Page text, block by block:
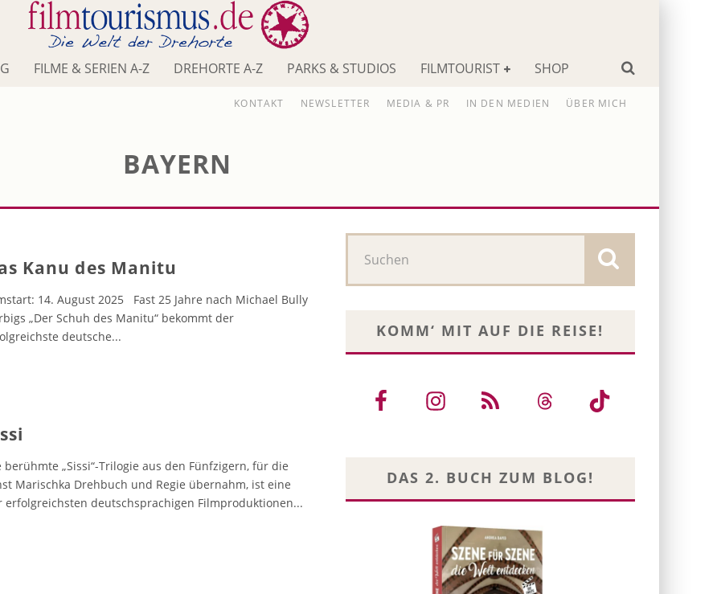
FILME & SERIEN A-Z DREHORTE A-Z PARKS & STUDIOS FILMTOURIST SHOP
KONTAKT NEWSLETTER MEDIA & PR IN DEN MEDIEN ÜBER MICH
BAYERN
Kanu des Manitu
14. August 2025 Fast 25 Jahre nach Michael Bully
„Der Schuh des Manitu“ bekommt der
deutsche...
berühmte „Sissi“-Trilogie aus den Fünfzigern, für die
Marischka Drehbuch und Regie übernahm, ist eine
erfolgreichsten deutschsprachigen Filmproduktionen...
KOMM‘ MIT AUF DIE REISE!
DAS 2. BUCH ZUM BLOG!